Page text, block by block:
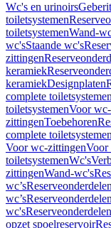
Wc's en urinoirs
toiletsystemen
toiletsystemenWand-
wc'sStaande wc's
zittingen
keramiek
keramiekDesignplaten
complete toiletsystemen
toiletsystemenVoor
zittingenToebehoren
complete toiletsystemen
Voor wc-zittingenVoor
toiletsystemenWc's
zittingenWand-wc's
wc’s
wc’s
wc's
opzet spoelreservoir